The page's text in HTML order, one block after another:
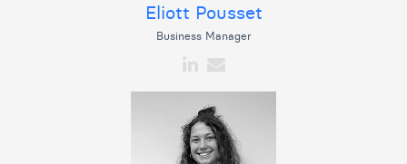
Eliott Pousset
Business Manager